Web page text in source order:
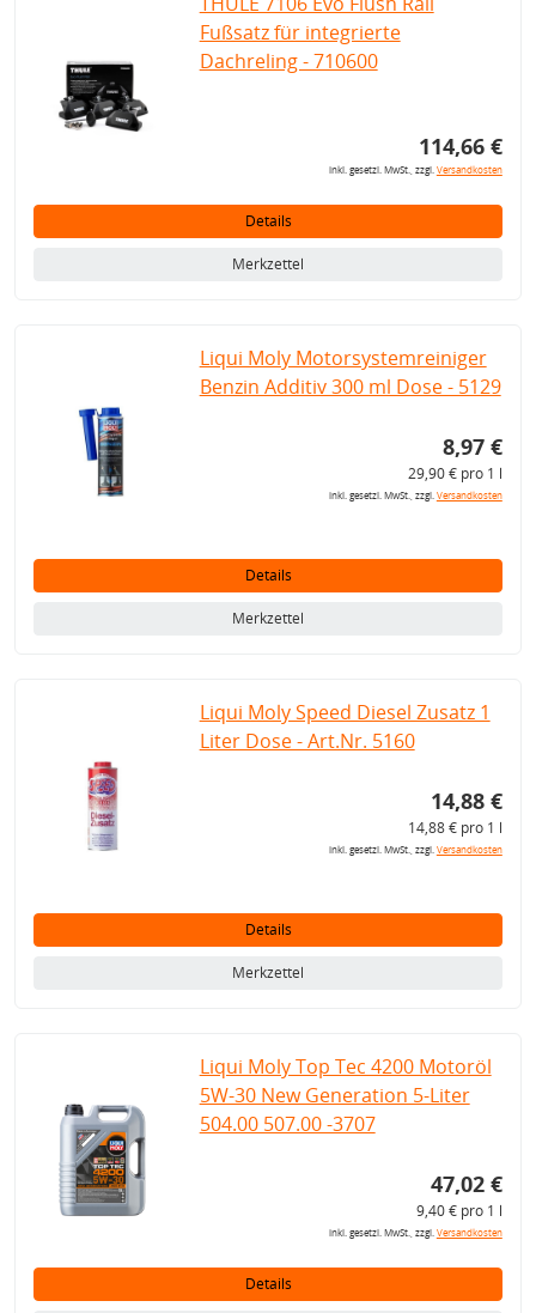
Fußsatz für integrierte
Dachreling - 710600
114,66 €
inkl. gesetzl. MwSt., zzgl.Versandkosten
Details
Merkzettel
Liqui Moly Motorsystemreiniger
Benzin Additiv 300 ml Dose - 5129
8,97 €
29,90 € pro 1 l
inkl. gesetzl. MwSt., zzgl.Versandkosten
Details
Merkzettel
Liqui Moly Speed Diesel Zusatz 1
Liter Dose - Art.Nr. 5160
14,88 €
14,88 € pro 1 l
inkl. gesetzl. MwSt., zzgl.Versandkosten
Details
Merkzettel
Liqui Moly Top Tec 4200 Motoröl
5W-30 New Generation 5-Liter
504.00 507.00 -3707
47,02 €
9,40 € pro 1 l
inkl. gesetzl. MwSt., zzgl.Versandkosten
Details